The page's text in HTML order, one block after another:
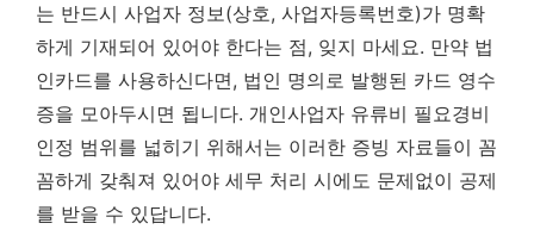
는 반드시 사업자 정보(상호, 사업자등록번호)가 명확
하게 기재되어 있어야 한다는 점, 잊지 마세요. 만약 법
인카드를 사용하신다면, 법인 명의로 발행된 카드 영수
증을 모아두시면 됩니다. 개인사업자 유류비 필요경비
인정 범위를 넓히기 위해서는 이러한 증빙 자료들이 꼼
꼼하게 갖춰져 있어야 세무 처리 시에도 문제없이 공제
를 받을 수 있답니다.